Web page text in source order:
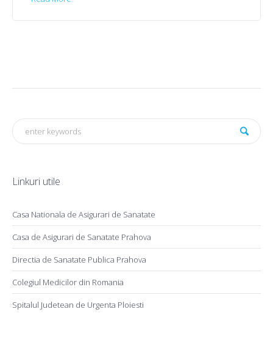
Linkuri utile
Casa Nationala de Asigurari de Sanatate
Casa de Asigurari de Sanatate Prahova
Directia de Sanatate Publica Prahova
Colegiul Medicilor din Romania
Spitalul Judetean de Urgenta Ploiesti